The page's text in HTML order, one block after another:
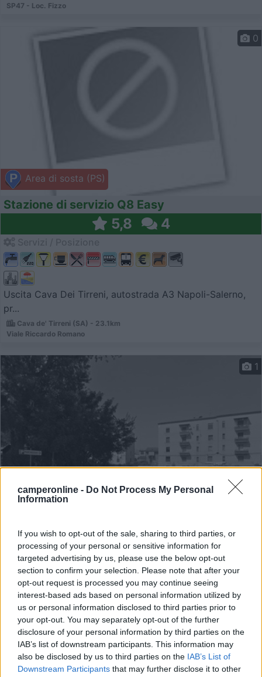
camperonline - Do Not Process My Personal
Information
If you wish to opt-out of the sale, sharing to third parties, or
processing of your personal or sensitive information for
targeted advertising by us, please use the below opt-out
section to confirm your selection. Please note that after your
opt-out request is processed you may continue seeing
interest-based ads based on personal information utilized by
us or personal information disclosed to third parties prior to
your opt-out. You may separately opt-out of the further
disclosure of your personal information by third parties on the
IAB’s list of downstream participants. This information may
also be disclosed by us to third parties on the IAB’s List of
Downstream Participants that may further disclose it to other
SP47 - Loc. Fizzo
Area di sosta (PS)
0
Stazione di servizio Q8 Easy
5,8 4
Uscita Cava Dei Tirreni, autostrada A3 Napoli-Salerno,
pr...
Cava de' Tirreni (SA) - 23.1km
Viale Riccardo Romano
1
Parcheggio
8 1
Servizi / Posizione
Parcheggio con sbarra di accesso, asfaltato, abbastanza
Benevento (BN) - 24.2km
Lungocalore Manfredi di Svevia, 25